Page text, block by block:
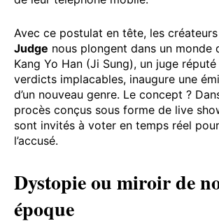
Avec ce postulat en tête, les
Judge nous plongent dans un monde
Kang Yo Han (Ji Sung), un juge
verdicts implacables, inaugure une
d’un nouveau genre. Le concept ?
procès conçus sous forme de live
sont invités à voter en temps réel
l’accusé.
Dystopie ou miroir de
époque